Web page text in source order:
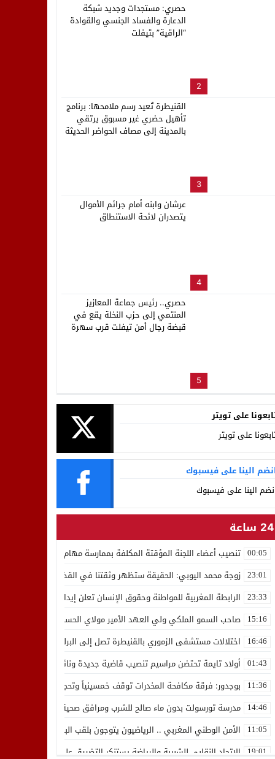
2
حصري: مستجدات وجديد شبكة
الدعارة والفساد الجنسي والقوادة
“الراقية” بتيفلت
3
القنيطرة تُعيد رسم ملامحها: برنامج
تأهيل حضري غير مسبوق يرتقي
بالمدينة إلى مصاف الحواضر الحديثة
4
عرشان وابنه أمام جرائم الأموال
يتصدران لائحة الاستنطاق
5
حصري.. رئيس جماعة المعازيز
المنتمي إلى حزب النخلة يقع في
قبضة رجال أمن تيفلت قرب سهرة
على تويتر
على تويتر
الينا على فيسبوك
الينا على فيسبوك
24 ساعة
00:05 تنصيب أعضاء اللجنة المؤقتة المكلفة بممارسة مهام المجلس الوطني
23:01 زوجة محمد اليوبي: الحقيقة ستظهر وثقتنا في القضاء ثابتة
23:33 الرابطة المغربية للمواطنة وحقوق الإنسان تعلن إيداع رئيسها
15:16 صاحب السمو الملكي ولي العهد الأمير مولاي الحسن يدشن “برج
16:46 اختلالات مستشفى الزموري بالقنيطرة تصل إلى البرلمان واستقالة
01:43 أولاد تايمة تحتضن مراسيم تنصيب قاضية جديدة ونائب لوكيل الملك
11:36 بوجدور: فرقة مكافحة المخدرات توقف خمسينياً وتحجز 10 كيلوغرامات من الشيرا
14:46 مدرسة تورسولت بدون ماء صالح للشرب ومرافق صحية في وضعية
11:05 الأمن الوطني المغربي .. الرياضيون يتوجون بلقب البطولة العربية
19:01 الاتحاد النقابي للشبيبة والرياضة يستنكر التضييق على الموظفين